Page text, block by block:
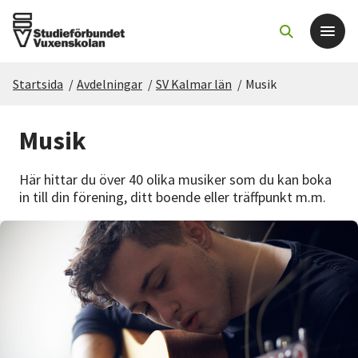
För dig som
Sök kurser och evenemang
Starta studiecirkel
Cirkelledare
Startsida / Avdelningar / SV Kalmar län / Musik
Musik
Här hittar du över 40 olika musiker som du kan boka
in till din förening, ditt boende eller träffpunkt m.m.